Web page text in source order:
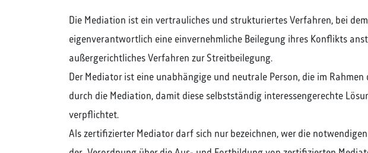
Die Mediation ist ein vertrauliches und strukturiertes Verfahren, bei
eigenverantwortlich eine einvernehmliche Beilegung ihres Konflikts
außergerichtliches Verfahren zur Streitbeilegung.
Der Mediator ist eine unabhängige und neutrale Person, die im
durch die Mediation, damit diese selbstständig interessengerechte
verpflichtet.
Als zertifizierter Mediator darf sich nur bezeichnen, wer die